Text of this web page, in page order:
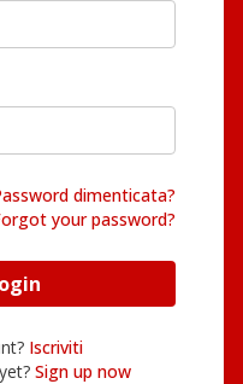
dimenticata?
your password?
/ Login
Iscriviti
Sign up now